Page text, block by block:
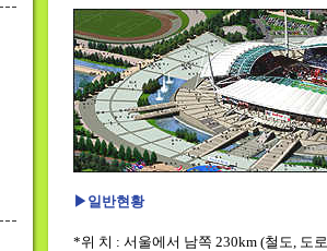
▶ 일반현황
*위 치 : 서울에서 남쪽 230km (철도, 도